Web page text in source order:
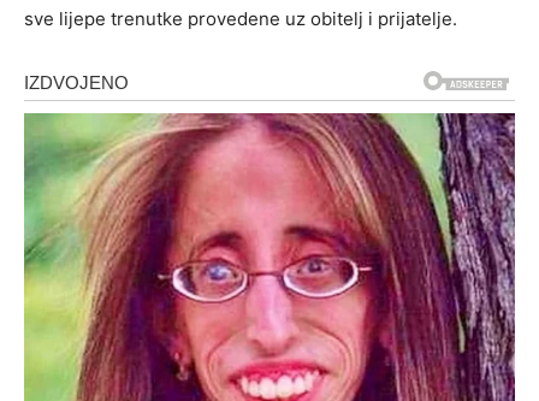
sve lijepe trenutke provedene uz obitelj i prijatelje.